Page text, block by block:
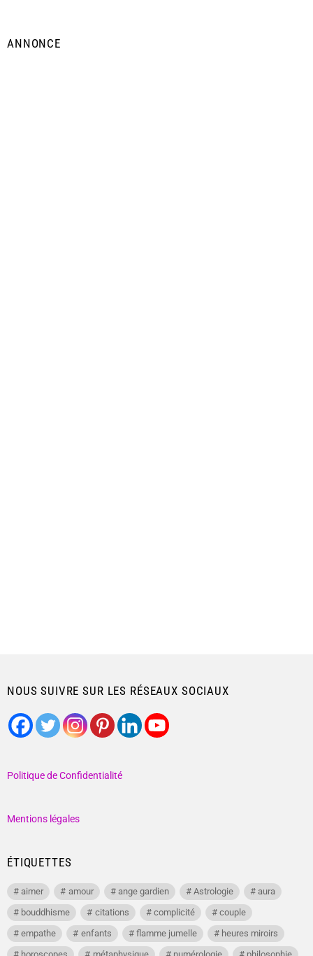
ANNONCE
NOUS SUIVRE SUR LES RÉSEAUX SOCIAUX
Politique de Confidentialité
Mentions légales
ÉTIQUETTES
aimer amour ange gardien Astrologie
aura
bouddhisme
citations complicité
couple
empathe
enfants flamme jumelle
heures miroirs